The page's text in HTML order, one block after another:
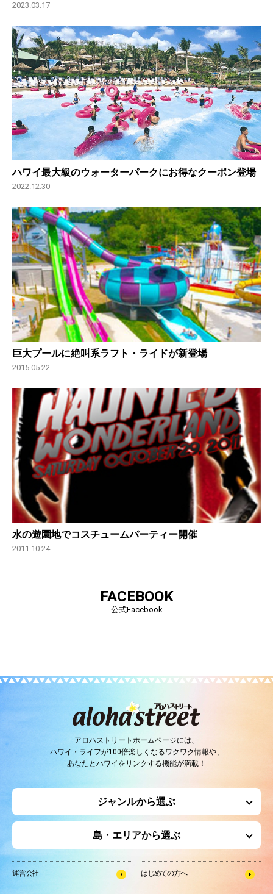
2023.03.17
ハワイ最大級のウォーターパークにお得なクーポン登場
2022.12.30
巨大プールに絶叫系ラフト・ライドが新登場
2015.05.22
水の遊園地でコスチュームパーティー開催
2011.10.24
FACEBOOK
公式Facebook
アロハストリートホームページには、
ハワイ・ライフが100倍楽しくなるワクワク情報や、
あなたとハワイをリンクする機能が満載！
ジャンルから選ぶ
島・エリアから選ぶ
運営会社 はじめての方へ